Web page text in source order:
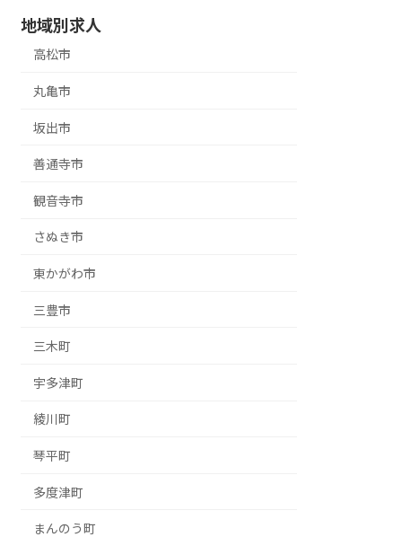
地域別求人
高松市
丸亀市
坂出市
善通寺市
観音寺市
さぬき市
東かがわ市
三豊市
三木町
宇多津町
綾川町
琴平町
多度津町
まんのう町